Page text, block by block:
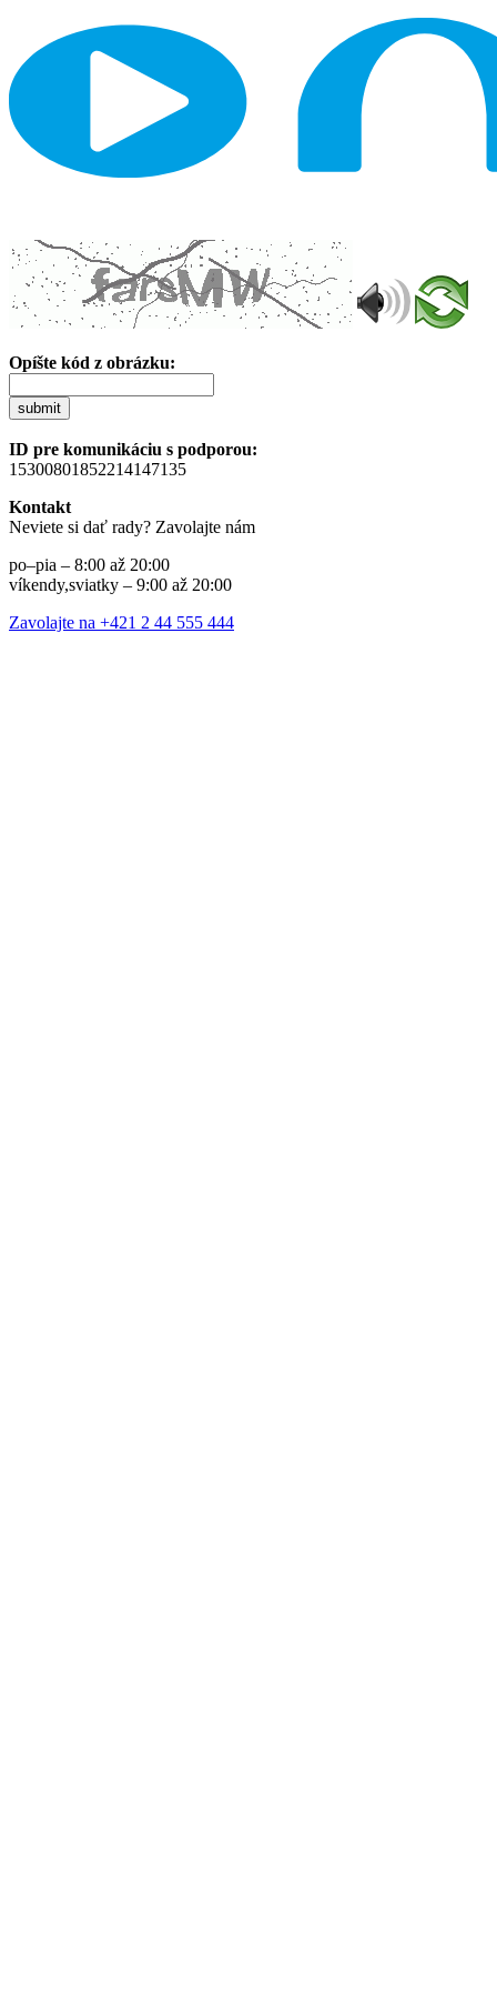
Opíšte kód z obrázku:
submit
ID pre komunikáciu s podporou:
15300801852214147135
Kontakt
Neviete si dať rady? Zavolajte nám
po–pia – 8:00 až 20:00
víkendy,sviatky – 9:00 až 20:00
Zavolajte na +421 2 44 555 444